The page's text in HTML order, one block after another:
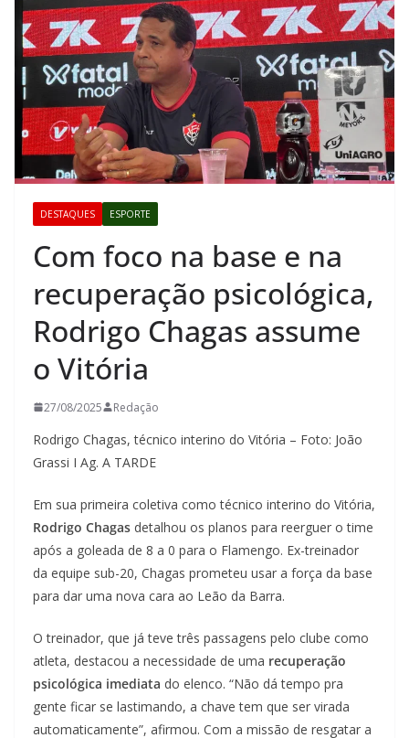
DESTAQUES ESPORTE
Com foco na base e na
recuperação psicológica,
Rodrigo Chagas assume
o Vitória
27/08/2025 Redação
Rodrigo Chagas, técnico interino do Vitória – Foto: João
Grassi I Ag. A TARDE
Em sua primeira coletiva como técnico interino do Vitória,
Rodrigo Chagas detalhou os planos para reerguer o time
após a goleada de 8 a 0 para o Flamengo. Ex-treinador
da equipe sub-20, Chagas prometeu usar a força da base
para dar uma nova cara ao Leão da Barra.
O treinador, que já teve três passagens pelo clube como
atleta, destacou a necessidade de uma recuperação
psicológica imediata do elenco. “Não dá tempo pra
gente ficar se lastimando, a chave tem que ser virada
automaticamente”, afirmou. Com a missão de resgatar a